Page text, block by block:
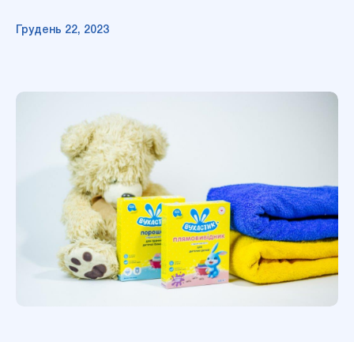
Грудень 22, 2023